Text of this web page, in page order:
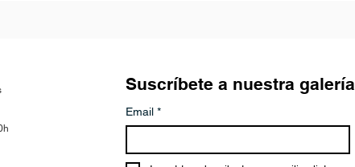
Suscríbete a nuestra galería
Email *